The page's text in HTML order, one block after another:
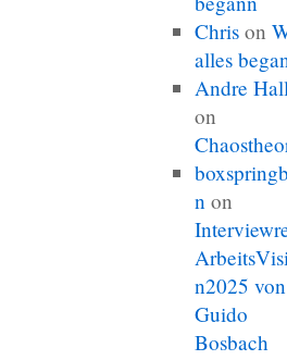
Chris on
alles
Andre
on
n on
n2025 von
Guido
Bosbach